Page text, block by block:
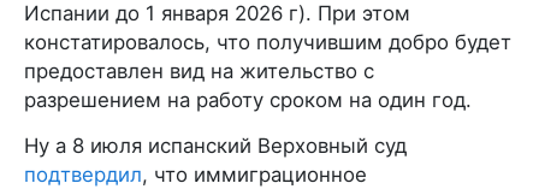
Испании до 1 января 2026 г). При этом
констатировалось, что получившим добро будет
предоставлен вид на жительство с
разрешением на работу сроком на один год.
Ну а 8 июля испанский Верховный суд
подтвердил, что иммиграционное